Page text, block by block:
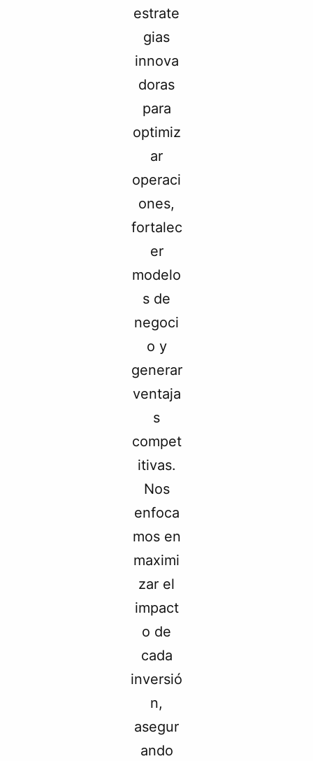
estrate
gias
innova
doras
para
optimiz
ar
operaci
ones,
fortalec
er
modelo
s de
negoci
o y
generar
ventaja
s
compet
itivas.
Nos
enfoca
mos en
maximi
zar el
impact
o de
cada
inversió
n,
asegur
ando